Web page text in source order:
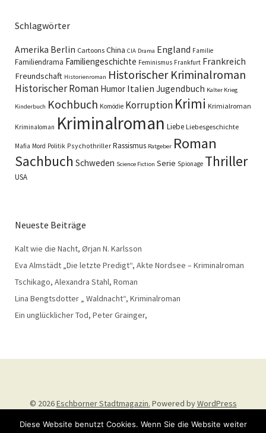
Schlagwörter
Amerika Berlin Cartoons China CIA Drama England Familie
Familiendrama Familiengeschichte Feminismus Frankfurt Frankreich
Freundschaft Historienroman Historischer Kriminalroman
Historischer Roman Humor Italien Jugendbuch Kalter Krieg
Kinderbuch Kochbuch Komödie Korruption Krimi Krimialroman
Kriminaloman Kriminalroman Liebe Liebesgeschichte
Mafia Mord Politik Psychothriller Rassismus Ratgeber Roman
Sachbuch Schweden Science Fiction Serie Spionage Thriller
USA
Neueste Beiträge
Kalt wie die Nacht, Ørjan N. Karlsson
Eva Almstädt „Die letzte Predigt“, Akte Nordsee – Kriminalroman
Tschikago, Alexandra Stahl, Roman
Lina Bengtsdotter „ Waldnacht“, Kriminalroman
Ein unglücklicher Tod, Peter Grainger,
© 2026Eschborner Stadtmagazin. Powered byWordPress
Diese Website benutzt Cookies. Wenn Sie die Website weiter